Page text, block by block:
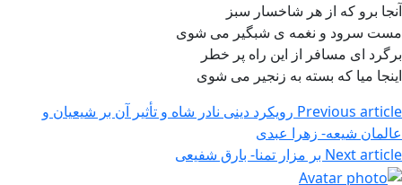
آنجا برو که از هر شاخسار سبز
مست سرود و نغمه ی شبگیر می شوی
برگرد ای مسافر از این راه پر خطر
اینجا میا که بسته به زنجیر می شوی
Previous article رویکرد دینی نادر شاه و تأثیر آن بر شیعیان و
عالمان شیعه- زهرا عبدی
Next article بر مزار تمنا- بارق شفیعی